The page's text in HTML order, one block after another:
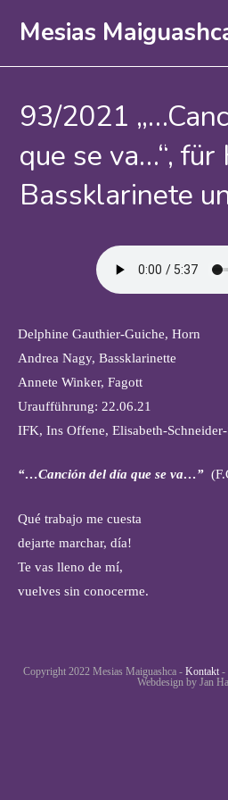
InhaltMesias
93/2021
que se va…“, für
Bassklarinete
Delphine Gauthier-Guiche, Horn
Andrea Nagy, Bassklarinette
Annete Winker, Fagott
Uraufführung: 22.06.21
IFK, Ins Offene, Elisabeth-
“…Canción del día que se va…”
Qué trabajo me cuesta
dejarte marchar, día!
Te vas lleno de mí,
vuelves sin conocerme.
Copyright 2022 Mesias Maiguashca - Kontakt -
Webdesign by Jan